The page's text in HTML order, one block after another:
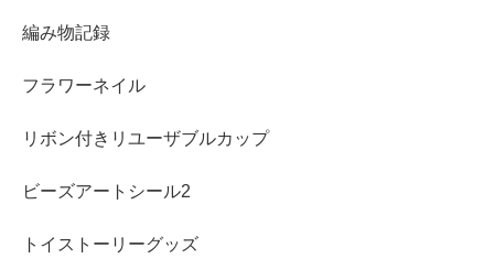
編み物記録
フラワーネイル
リボン付きリユーザブルカップ
ビーズアートシール2
トイストーリーグッズ